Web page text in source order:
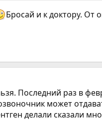
Бросай и к доктору. От
Последний раз в
может
делали сказали